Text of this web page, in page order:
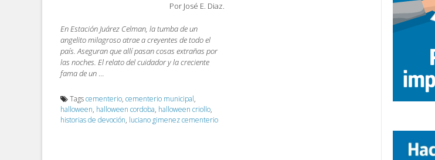
Por José E. Diaz.
En Estación Juárez Celman, la tumba de un
angelito milagroso atrae a creyentes de todo el
país. Aseguran que allí pasan cosas extrañas por
las noches. El relato del cuidador y la creciente
fama de un …
Tagscementerio, cementerio municipal,
halloween, halloween cordoba, halloween criollo,
historias de devoción, luciano gimenez cementerio